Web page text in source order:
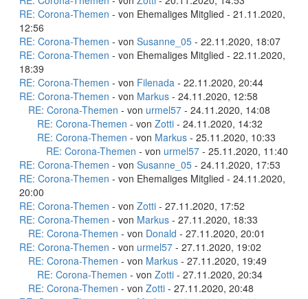
RE: Corona-Themen - von Ehemaliges Mitglied - 21.11.2020,
12:56
RE: Corona-Themen - von Susanne_05 - 22.11.2020, 18:07
RE: Corona-Themen - von Ehemaliges Mitglied - 22.11.2020,
18:39
RE: Corona-Themen - von Filenada - 22.11.2020, 20:44
RE: Corona-Themen - von Markus - 24.11.2020, 12:58
RE: Corona-Themen - von urmel57 - 24.11.2020, 14:08
RE: Corona-Themen - von Zotti - 24.11.2020, 14:32
RE: Corona-Themen - von Markus - 25.11.2020, 10:33
RE: Corona-Themen - von urmel57 - 25.11.2020, 11:40
RE: Corona-Themen - von Susanne_05 - 24.11.2020, 17:53
RE: Corona-Themen - von Ehemaliges Mitglied - 24.11.2020,
20:00
RE: Corona-Themen - von Zotti - 27.11.2020, 17:52
RE: Corona-Themen - von Markus - 27.11.2020, 18:33
RE: Corona-Themen - von Donald - 27.11.2020, 20:01
RE: Corona-Themen - von urmel57 - 27.11.2020, 19:02
RE: Corona-Themen - von Markus - 27.11.2020, 19:49
RE: Corona-Themen - von Zotti - 27.11.2020, 20:34
RE: Corona-Themen - von Zotti - 27.11.2020, 20:48